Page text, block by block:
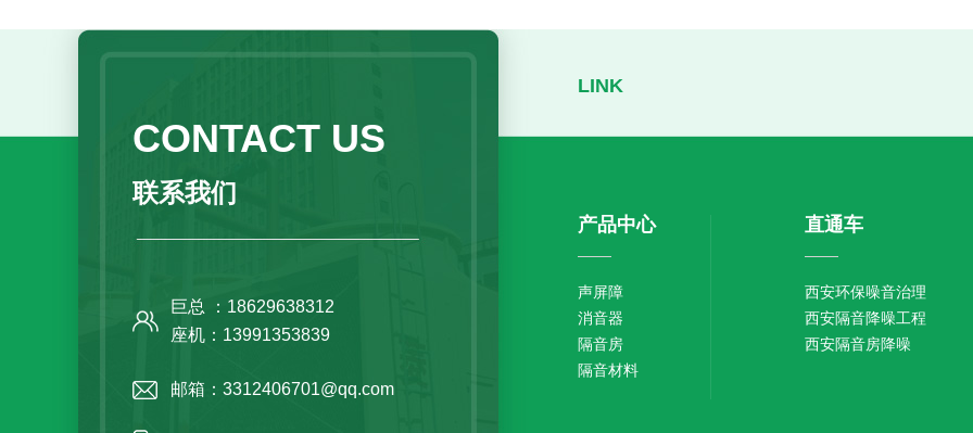
CONTACT US
联系我们
巨总 ：18629638312
座机：13991353839
邮箱：3312406701@qq.com
LINK
产品中心
声屏障
消音器
隔音房
隔音材料
直通车
西安环保噪音治理
西安隔音降噪工程
西安隔音房降噪